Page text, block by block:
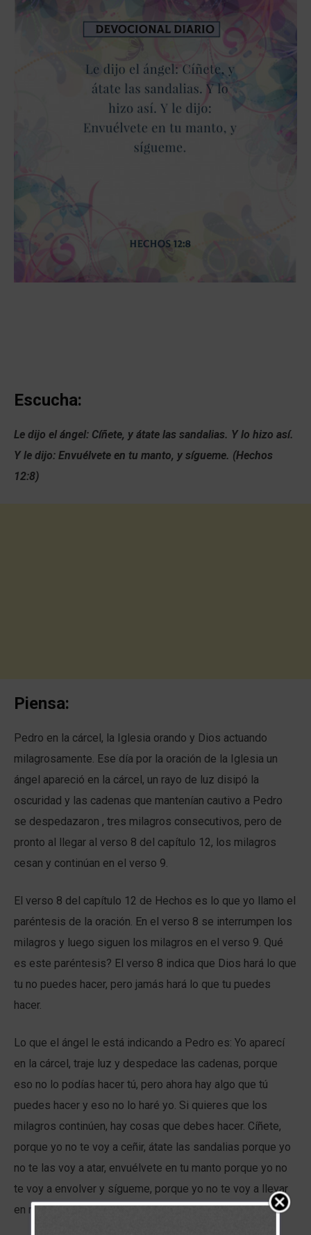
Escucha:
Le dijo el ángel: Cíñete, y átate las sandalias. Y lo hizo así.
Y le dijo: Envuélvete en tu manto, y sígueme. (Hechos
12:8)
Piensa:
Pedro en la cárcel, la Iglesia orando y Dios actuando
milagrosamente. Ese día por la oración de la Iglesia un
ángel apareció en la cárcel, un rayo de luz disipó la
oscuridad y las cadenas que mantenían cautivo a Pedro
se despedazaron , tres milagros consecutivos, pero de
pronto al llegar al verso 8 del capítulo 12, los milagros
cesan y continúan en el verso 9.
El verso 8 del capítulo 12 de Hechos es lo que yo llamo el
paréntesis de la oración. En el verso 8 se interrumpen los
milagros y luego siguen los milagros en el verso 9. Qué
es este paréntesis? El verso 8 indica que Dios hará lo que
tu no puedes hacer, pero jamás hará lo que tu puedes
hacer.
Lo que el ángel le está indicando a Pedro es: Yo aparecí
en la cárcel, traje luz y despedace las cadenas, porque
eso no lo podías hacer tú, pero ahora hay algo que tú
puedes hacer y eso no lo haré yo. Si quieres que los
milagros continúen, hay cosas que debes hacer. Cíñete,
porque yo no te voy a ceñir, átate las sandalias porque yo
no te las voy a atar, envuélvete en tu manto porque yo no
te voy a envolver y sígueme, porque yo no te voy a llevar
en mis brazos.